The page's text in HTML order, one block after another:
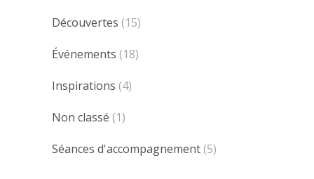
Découvertes (15)
Événements (18)
Inspirations (4)
Non classé (1)
Séances d'accompagnement (5)